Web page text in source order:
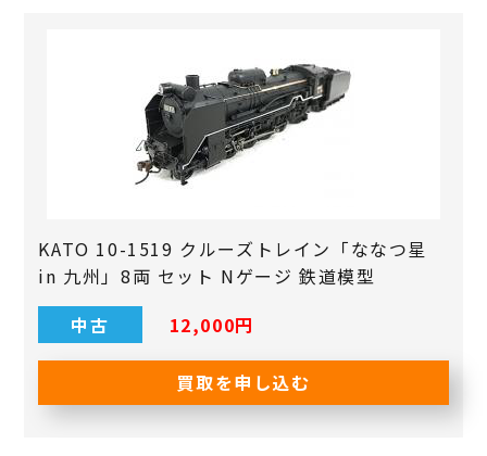
KATO 10-1519 クルーズトレイン「ななつ星
in 九州」8両 セット Nゲージ 鉄道模型
中古
12,000円
買取を申し込む